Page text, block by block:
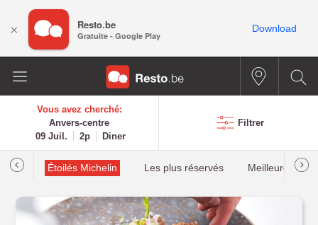
Vous avez cherché:
Anvers-centre
09 Juil.
2p Diner
Filtrer
Étoilés Michelin Les plus réservés Meilleures
× Resto.be
Gratuite - Google Play
Download